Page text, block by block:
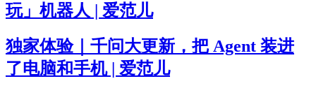
玩」机器人 | 爱范儿
独家体验｜千问大更新，把 Agent 装进
了电脑和手机 | 爱范儿